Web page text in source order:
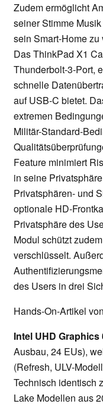
Zudem ermöglicht
seiner Stimme
sein Smart-Home
Das ThinkPad X1
Thunderbolt-3-Port,
schnelle
auf USB-C bietet.
extremen
Militär-Standard-
Feature minimiert
in seine
Privatsphären- und
optionale HD-
Privatsphäre des
Modul schützt
verschlüsselt.
des Users in drei
Hands-On-Artikel
Intel UHD Graphics
Ausbau, 24 EUs),
(Refresh, ULV-
Technisch identisch
Lake Modellen aus